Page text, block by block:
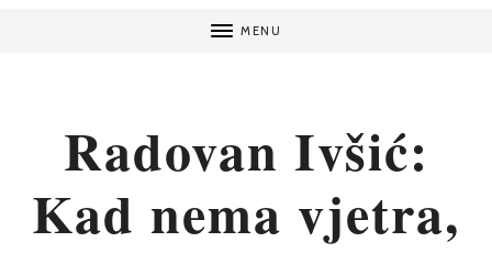
MENU
Radovan Ivšić:
Kad nema vjetra,